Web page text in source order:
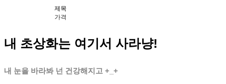
제목
가격
내 초상화는 여기서 사라냥!
내 눈을 바라봐 넌 건강해지고 +_+